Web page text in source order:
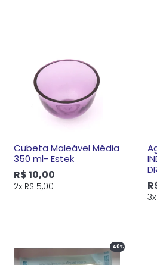
Cubeta Maleável Média
350 ml- Estek
R$ 10,00
2x R$ 5,00
3x
40%